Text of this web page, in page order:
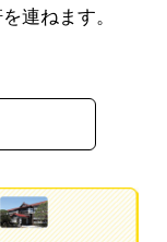
連ねます。